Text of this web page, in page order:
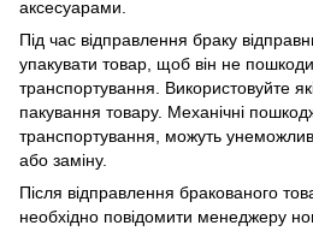
аксесуарами.
Під час відправлення браку
упакувати товар, щоб він не
транспортування. Використовуйте
пакування товару. Механічні
транспортування, можуть
або заміну.
Після відправлення бракованого
необхідно повідомити менеджеру